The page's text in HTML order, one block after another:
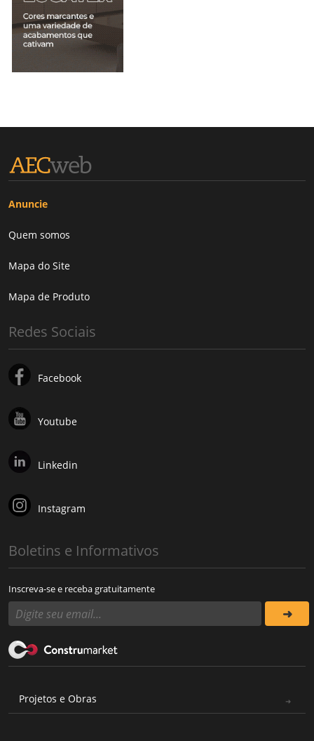
Anuncie
Quem somos
Mapa do Site
Mapa de Produto
Redes Sociais
Facebook
Youtube
Linkedin
Instagram
Boletins e Informativos
Inscreva-se e receba gratuitamente
Projetos e Obras